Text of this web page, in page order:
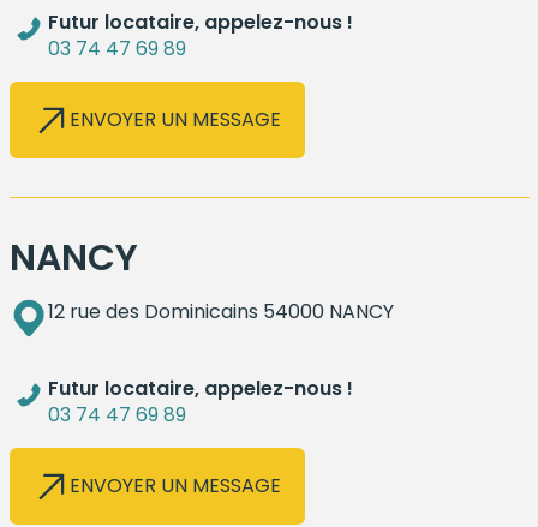
Futur locataire, appelez-nous !
03 74 47 69 89
ENVOYER UN MESSAGE
NANCY
12 rue des Dominicains 54000 NANCY
Futur locataire, appelez-nous !
03 74 47 69 89
ENVOYER UN MESSAGE